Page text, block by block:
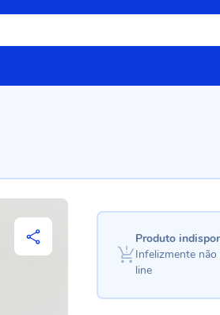
Produto
Infelizmente
line